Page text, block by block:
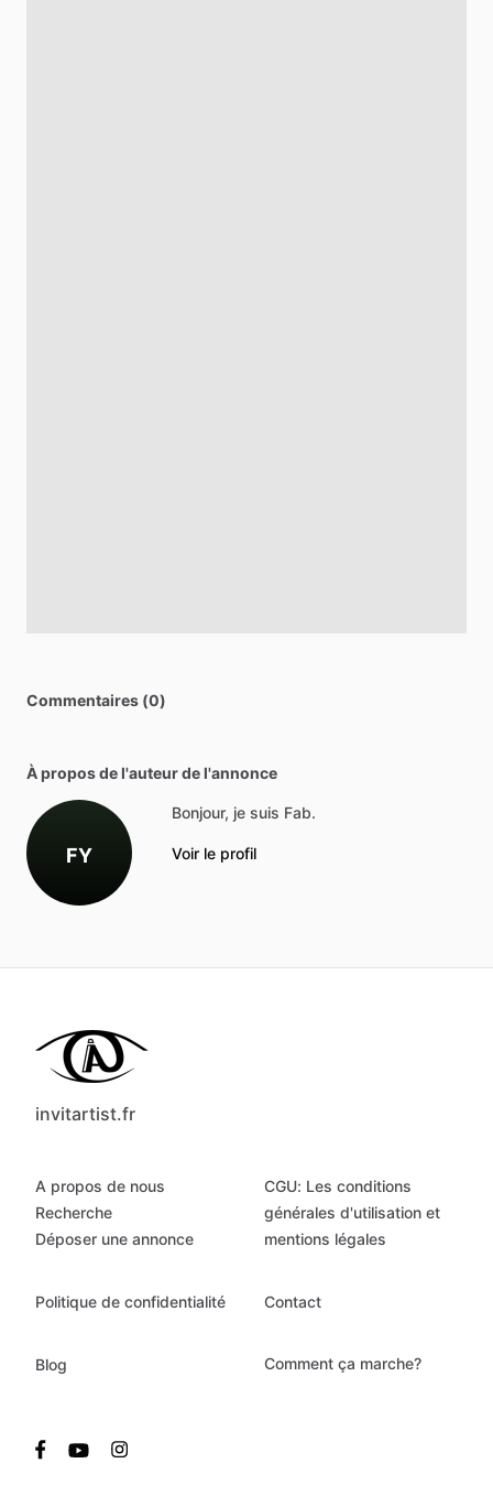
Commentaires (0)
À propos de l'auteur de l'annonce
FY
Bonjour, je suis Fab.
Voir le profil
invitartist.fr
A propos de nous
Recherche
Déposer une annonce
CGU: Les conditions
générales d'utilisation et
mentions légales
Politique de confidentialité Contact
Blog Comment ça marche?